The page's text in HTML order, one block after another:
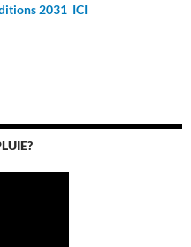
2031 ICI